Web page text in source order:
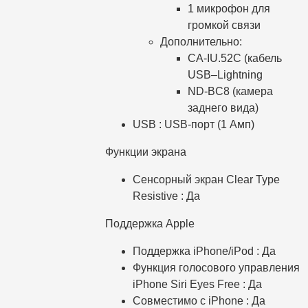
1 микрофон для
громкой связи
Дополнительно:
CA-IU.52C (кабель
USB–Lightning
ND-BC8 (камера
заднего вида)
USB : USB-порт (1 Aмп)
Функции экрана
Сенсорный экран Clear Type
Resistive : Да
Поддержка Apple
Поддержка iPhone/iPod : Да
Функция голосового управления
iPhone Siri Eyes Free : Да
Совместимо с iPhone : Да